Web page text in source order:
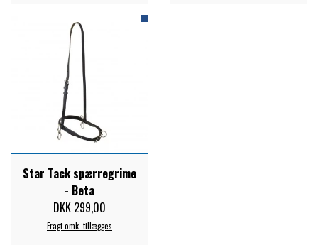
Star Tack spærregrime
- Beta
DKK 299,00
Fragt omk. tillægges